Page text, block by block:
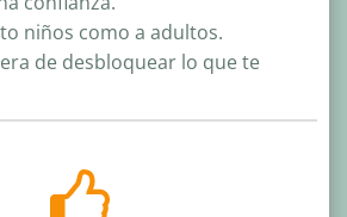
niños como a adultos.
de desbloquear lo que te